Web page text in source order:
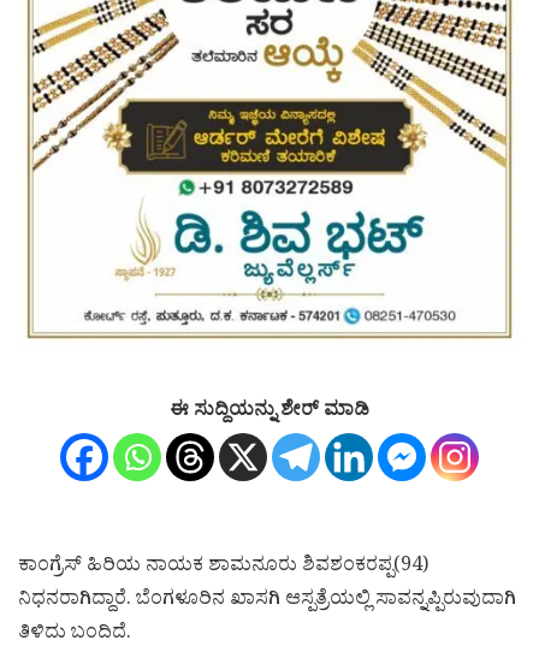
ಈ ಸುದ್ದಿಯನ್ನು ಶೇರ್ ಮಾಡಿ
ಕಾಂಗ್ರೆಸ್ ಹಿರಿಯ ನಾಯಕ ಶಾಮನೂರು ಶಿವಶಂಕರಪ್ಪ(94)
ನಿಧನರಾಗಿದ್ದಾರೆ. ಬೆಂಗಳೂರಿನ ಖಾಸಗಿ ಆಸ್ಪತ್ರೆಯಲ್ಲಿ ಸಾವನ್ನಪ್ಪಿರುವುದಾಗಿ
ತಿಳಿದು ಬಂದಿದೆ.